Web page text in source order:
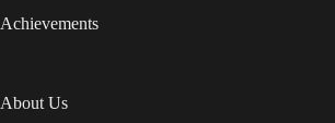
Achievements
About Us